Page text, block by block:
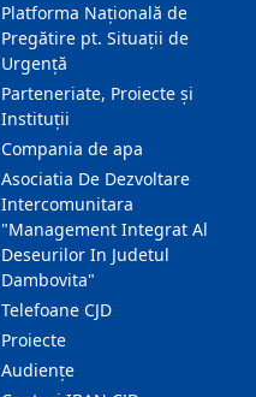
Platforma Națională de
Pregătire pt. Situații de
Urgență
Parteneriate, Proiecte și
Instituții
Compania de apa
Asociatia De Dezvoltare
Intercomunitara
"Management Integrat Al
Deseurilor In Judetul
Dambovita"
Telefoane CJD
Proiecte
Audienţe